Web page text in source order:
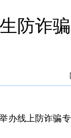
防诈
【
线上防诈骗